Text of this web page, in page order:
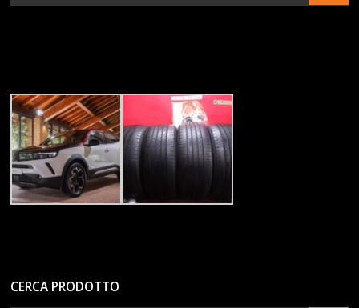
CERCA PRODOTTO